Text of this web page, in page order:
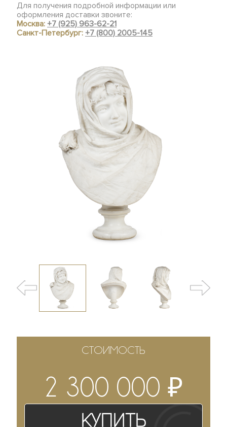
Для получения подробной информации или
оформления доставки звоните:
Москва:+7 (925) 963-62-21
Санкт-Петербург:+7 (800) 2005-145
СТОИМОСТЬ
2 300 000₽
Купить